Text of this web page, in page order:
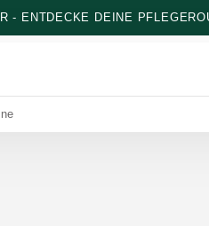
- ENTDECKE DEINE